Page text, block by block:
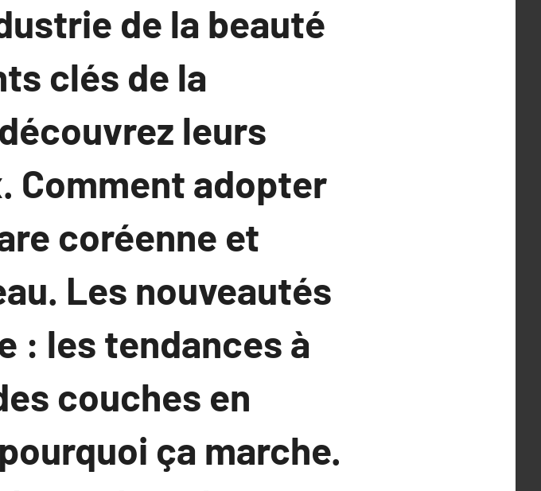
de la beauté
clés de la
leurs
Comment adopter
coréenne et
Les nouveautés
: les tendances à
couches en
ça marche.